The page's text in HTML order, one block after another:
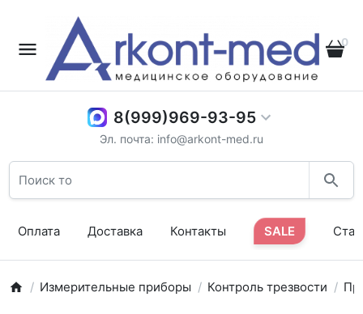
0
8(999)969-93-95
Эл. почта: info@arkont-med.ru
Оплата Доставка Контакты SALE
Измерительные приборы Контроль трезвости